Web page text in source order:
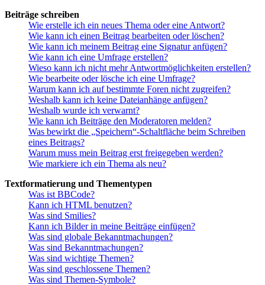
Beiträge schreiben
Wie erstelle ich ein neues Thema oder eine Antwort?
Wie kann ich einen Beitrag bearbeiten oder löschen?
Wie kann ich meinem Beitrag eine Signatur anfügen?
Wie kann ich eine Umfrage erstellen?
Wieso kann ich nicht mehr Antwortmöglichkeiten erstellen?
Wie bearbeite oder lösche ich eine Umfrage?
Warum kann ich auf bestimmte Foren nicht zugreifen?
Weshalb kann ich keine Dateianhänge anfügen?
Weshalb wurde ich verwarnt?
Wie kann ich Beiträge den Moderatoren melden?
Was bewirkt die „Speichern“-Schaltfläche beim Schreiben
eines Beitrags?
Warum muss mein Beitrag erst freigegeben werden?
Wie markiere ich ein Thema als neu?
Textformatierung und Thementypen
Was ist BBCode?
Kann ich HTML benutzen?
Was sind Smilies?
Kann ich Bilder in meine Beiträge einfügen?
Was sind globale Bekanntmachungen?
Was sind Bekanntmachungen?
Was sind wichtige Themen?
Was sind geschlossene Themen?
Was sind Themen-Symbole?